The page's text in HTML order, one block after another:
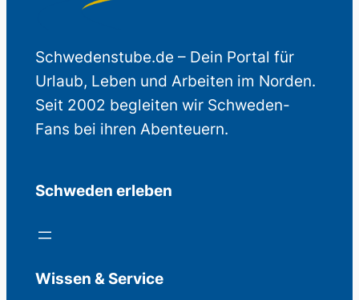
Schwedenstube.de – Dein Portal für
Urlaub, Leben und Arbeiten im Norden.
Seit 2002 begleiten wir Schweden-
Fans bei ihren Abenteuern.
Schweden erleben
Wissen & Service